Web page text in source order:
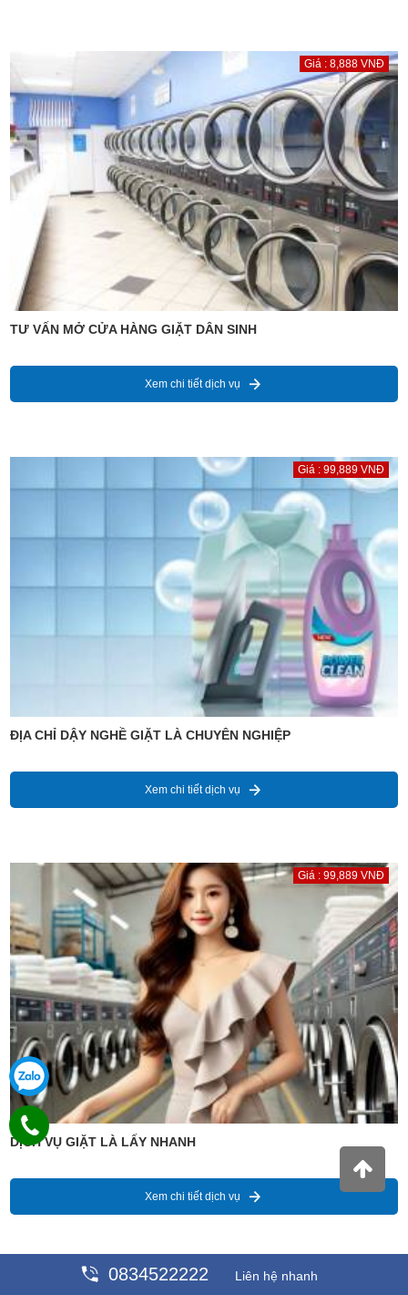
Giá : 8,888 VNĐ
TƯ VẤN MỞ CỬA HÀNG GIẶT DÂN SINH
Xem chi tiết dịch vụ
Giá : 99,889 VNĐ
ĐỊA CHỈ DẬY NGHỀ GIẶT LÀ CHUYÊN NGHIỆP
Xem chi tiết dịch vụ
Giá : 99,889 VNĐ
DỊCH VỤ GIẶT LÀ LẤY NHANH
Xem chi tiết dịch vụ
Giá : 99,889 VNĐ
0834522222 Liên hệ nhanh